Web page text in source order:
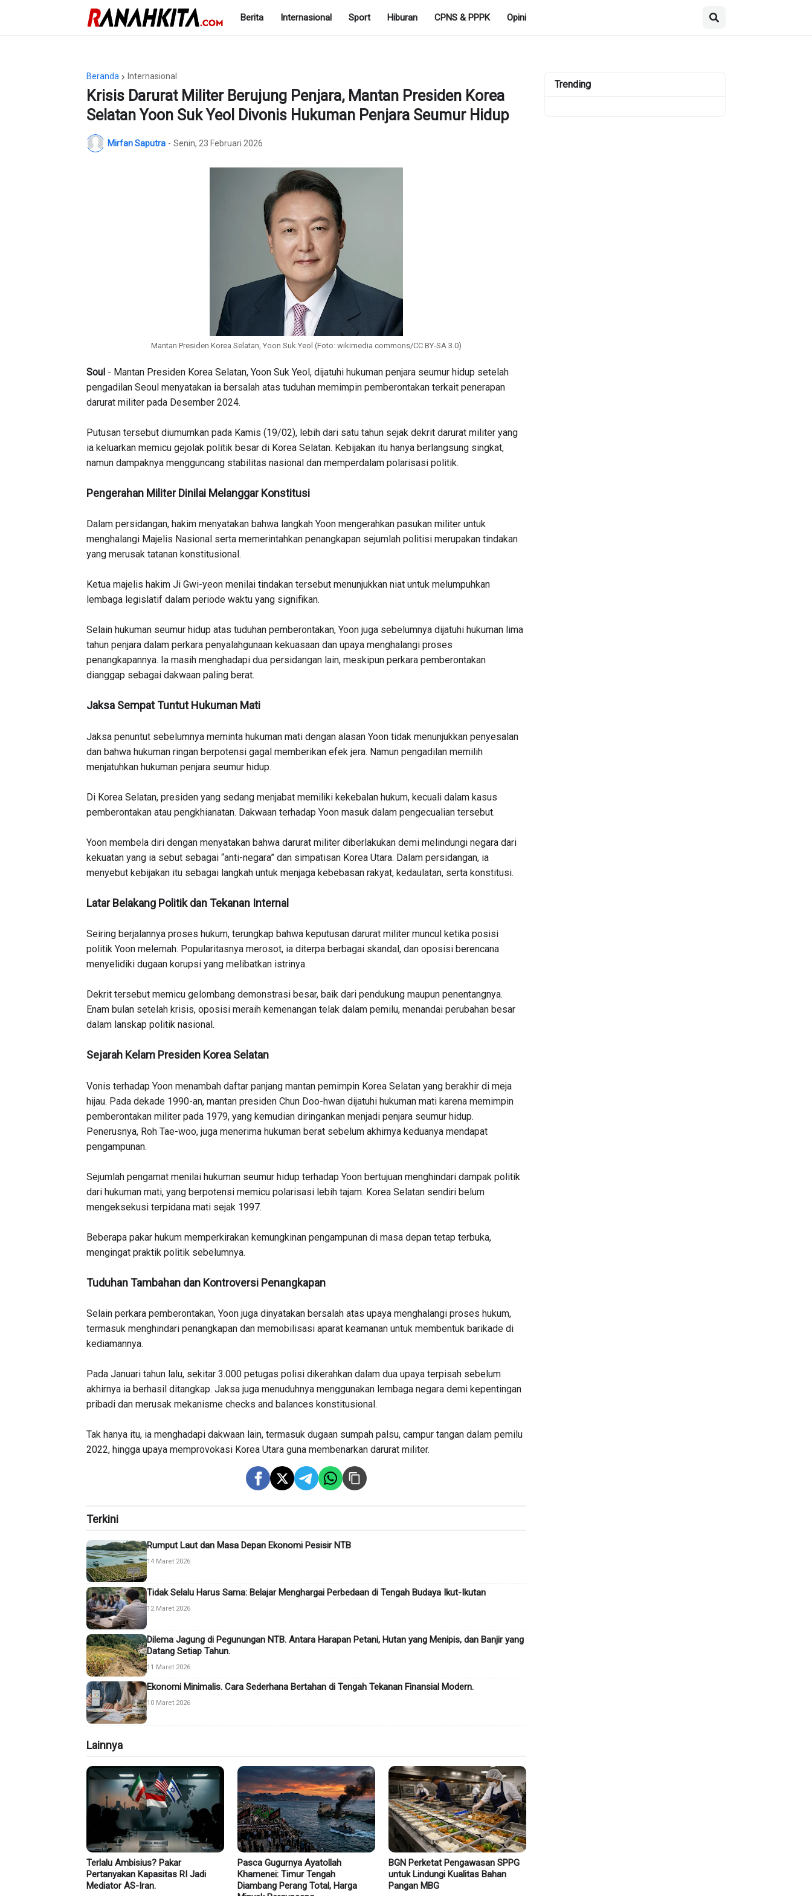
Berita Internasional Sport Hiburan CPNS & PPPK Opini
Beranda Internasional
Krisis Darurat Militer Berujung Penjara, Mantan Presiden Korea
Selatan Yoon Suk Yeol Divonis Hukuman Penjara Seumur Hidup
Mirfan Saputra - Senin, 23 Februari 2026
Mantan Presiden Korea Selatan, Yoon Suk Yeol (Foto: wikimedia commons/CC BY-SA 3.0)
Soul - Mantan Presiden Korea Selatan, Yoon Suk Yeol, dijatuhi hukuman penjara seumur hidup setelah
pengadilan Seoul menyatakan ia bersalah atas tuduhan memimpin pemberontakan terkait penerapan
darurat militer pada Desember 2024.
Putusan tersebut diumumkan pada Kamis (19/02), lebih dari satu tahun sejak dekrit darurat militer yang
ia keluarkan memicu gejolak politik besar di Korea Selatan. Kebijakan itu hanya berlangsung singkat,
namun dampaknya mengguncang stabilitas nasional dan memperdalam polarisasi politik.
Pengerahan Militer Dinilai Melanggar Konstitusi
Dalam persidangan, hakim menyatakan bahwa langkah Yoon mengerahkan pasukan militer untuk
menghalangi Majelis Nasional serta memerintahkan penangkapan sejumlah politisi merupakan tindakan
yang merusak tatanan konstitusional.
Ketua majelis hakim Ji Gwi-yeon menilai tindakan tersebut menunjukkan niat untuk melumpuhkan
lembaga legislatif dalam periode waktu yang signifikan.
Selain hukuman seumur hidup atas tuduhan pemberontakan, Yoon juga sebelumnya dijatuhi hukuman lima
tahun penjara dalam perkara penyalahgunaan kekuasaan dan upaya menghalangi proses
penangkapannya. Ia masih menghadapi dua persidangan lain, meskipun perkara pemberontakan
dianggap sebagai dakwaan paling berat.
Jaksa Sempat Tuntut Hukuman Mati
Jaksa penuntut sebelumnya meminta hukuman mati dengan alasan Yoon tidak menunjukkan penyesalan
dan bahwa hukuman ringan berpotensi gagal memberikan efek jera. Namun pengadilan memilih
menjatuhkan hukuman penjara seumur hidup.
Di Korea Selatan, presiden yang sedang menjabat memiliki kekebalan hukum, kecuali dalam kasus
pemberontakan atau pengkhianatan. Dakwaan terhadap Yoon masuk dalam pengecualian tersebut.
Yoon membela diri dengan menyatakan bahwa darurat militer diberlakukan demi melindungi negara dari
kekuatan yang ia sebut sebagai “anti-negara” dan simpatisan Korea Utara. Dalam persidangan, ia
menyebut kebijakan itu sebagai langkah untuk menjaga kebebasan rakyat, kedaulatan, serta konstitusi.
Latar Belakang Politik dan Tekanan Internal
Seiring berjalannya proses hukum, terungkap bahwa keputusan darurat militer muncul ketika posisi
politik Yoon melemah. Popularitasnya merosot, ia diterpa berbagai skandal, dan oposisi berencana
menyelidiki dugaan korupsi yang melibatkan istrinya.
Dekrit tersebut memicu gelombang demonstrasi besar, baik dari pendukung maupun penentangnya.
Enam bulan setelah krisis, oposisi meraih kemenangan telak dalam pemilu, menandai perubahan besar
dalam lanskap politik nasional.
Sejarah Kelam Presiden Korea Selatan
Vonis terhadap Yoon menambah daftar panjang mantan pemimpin Korea Selatan yang berakhir di meja
hijau. Pada dekade 1990-an, mantan presiden Chun Doo-hwan dijatuhi hukuman mati karena memimpin
pemberontakan militer pada 1979, yang kemudian diringankan menjadi penjara seumur hidup.
Penerusnya, Roh Tae-woo, juga menerima hukuman berat sebelum akhirnya keduanya mendapat
pengampunan.
Sejumlah pengamat menilai hukuman seumur hidup terhadap Yoon bertujuan menghindari dampak politik
dari hukuman mati, yang berpotensi memicu polarisasi lebih tajam. Korea Selatan sendiri belum
mengeksekusi terpidana mati sejak 1997.
Beberapa pakar hukum memperkirakan kemungkinan pengampunan di masa depan tetap terbuka,
mengingat praktik politik sebelumnya.
Tuduhan Tambahan dan Kontroversi Penangkapan
Selain perkara pemberontakan, Yoon juga dinyatakan bersalah atas upaya menghalangi proses hukum,
termasuk menghindari penangkapan dan memobilisasi aparat keamanan untuk membentuk barikade di
kediamannya.
Pada Januari tahun lalu, sekitar 3.000 petugas polisi dikerahkan dalam dua upaya terpisah sebelum
akhirnya ia berhasil ditangkap. Jaksa juga menuduhnya menggunakan lembaga negara demi kepentingan
pribadi dan merusak mekanisme checks and balances konstitusional.
Tak hanya itu, ia menghadapi dakwaan lain, termasuk dugaan sumpah palsu, campur tangan dalam pemilu
2022, hingga upaya memprovokasi Korea Utara guna membenarkan darurat militer.
Terkini
Rumput Laut dan Masa Depan Ekonomi Pesisir NTB
14 Maret 2026
Tidak Selalu Harus Sama: Belajar Menghargai Perbedaan di Tengah Budaya Ikut-Ikutan
12 Maret 2026
Dilema Jagung di Pegunungan NTB. Antara Harapan Petani, Hutan yang Menipis, dan Banjir yang
Datang Setiap Tahun.
11 Maret 2026
Ekonomi Minimalis. Cara Sederhana Bertahan di Tengah Tekanan Finansial Modern.
10 Maret 2026
Lainnya
Terlalu Ambisius? Pakar
Pertanyakan Kapasitas RI Jadi
Mediator AS-Iran.
Pasca Gugurnya Ayatollah
Khamenei: Timur Tengah
Diambang Perang Total, Harga
BGN Perketat Pengawasan SPPG
untuk Lindungi Kualitas Bahan
Pangan MBG
Trending